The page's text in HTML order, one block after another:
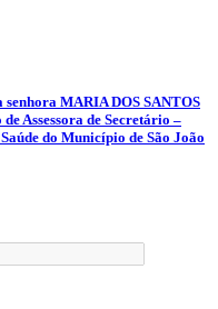
senhora MARIA DOS SANTOS
Assessora de Secretário –
do Município de São João